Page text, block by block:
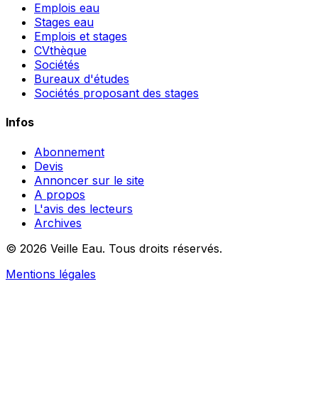
Emplois eau
Stages eau
Emplois et stages
CVthèque
Sociétés
Bureaux d'études
Sociétés proposant des stages
Infos
Abonnement
Devis
Annoncer sur le site
A propos
L'avis des lecteurs
Archives
© 2026 Veille Eau. Tous droits réservés.
Mentions légales